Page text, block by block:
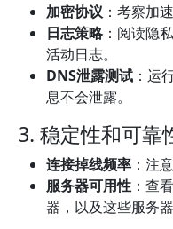
加密协议 ：考察加
日志策略：阅读隐
活动日志。
DNS泄露测试 ：运
息不会泄露。
3. 稳定性和可靠
连接掉线频率 ：注
服务器可用性 ：查
器，以及这些服务